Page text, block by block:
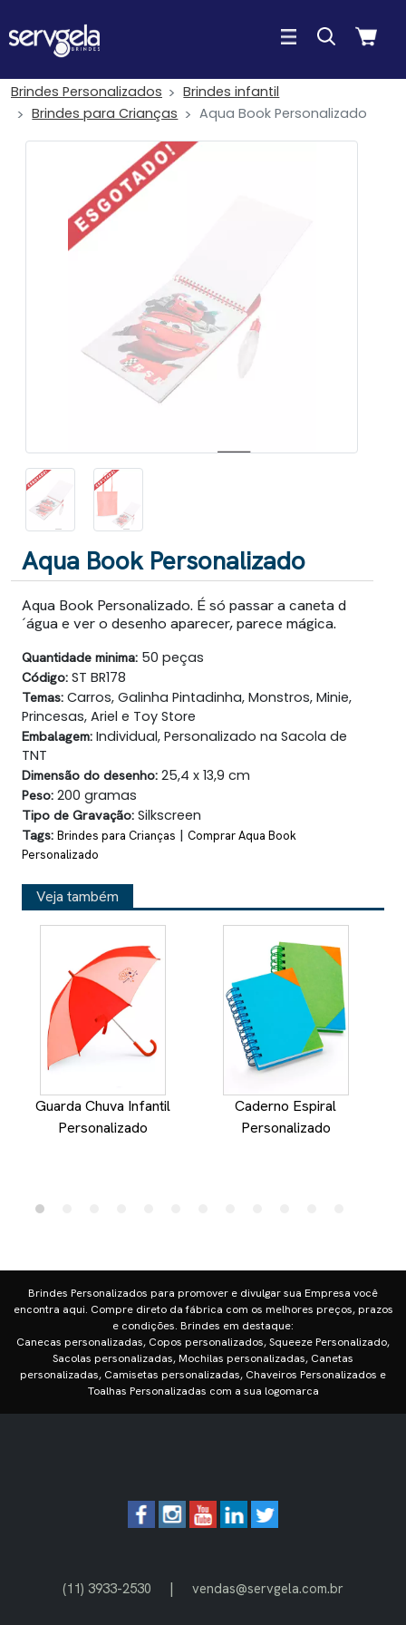
Brindes Personalizados
Brindes infantil
Brindes para Crianças
Aqua Book Personalizado
Aqua Book Personalizado
Aqua Book Personalizado. É só passar a caneta d
´água e ver o desenho aparecer, parece mágica.
Quantidade minima: 50 peças
Código: ST BR178
Temas: Carros, Galinha Pintadinha, Monstros, Minie,
Princesas, Ariel e Toy Store
Embalagem: Individual, Personalizado na Sacola de
TNT
Dimensão do desenho: 25,4 x 13,9 cm
Peso: 200 gramas
Tipo de Gravação: Silkscreen
Tags: Brindes para Crianças | Comprar Aqua Book
Personalizado
Veja também
Guarda Chuva Infantil
Personalizado
Caderno Espiral
Personalizado
Brindes Personalizados para promover e divulgar sua Empresa você
encontra aqui. Compre direto da fábrica com os melhores preços, prazos
e condições. Brindes em destaque:
Canecas personalizadas, Copos personalizados, Squeeze Personalizado,
Sacolas personalizadas, Mochilas personalizadas, Canetas
personalizadas, Camisetas personalizadas, Chaveiros Personalizados e
Toalhas Personalizadas com a sua logomarca
(11) 3933-2530 | vendas@servgela.com.br